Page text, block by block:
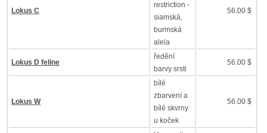
Lokus C
restriction -
siamská,
burmská
alela
56.00 $
Lokus D feline
ředění
barvy srsti
56.00 $
Lokus W
bílé
zbarvení a
bílé skvrny
u koček
56.00 $